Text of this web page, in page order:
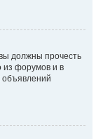
должны прочесть
из форумов и в